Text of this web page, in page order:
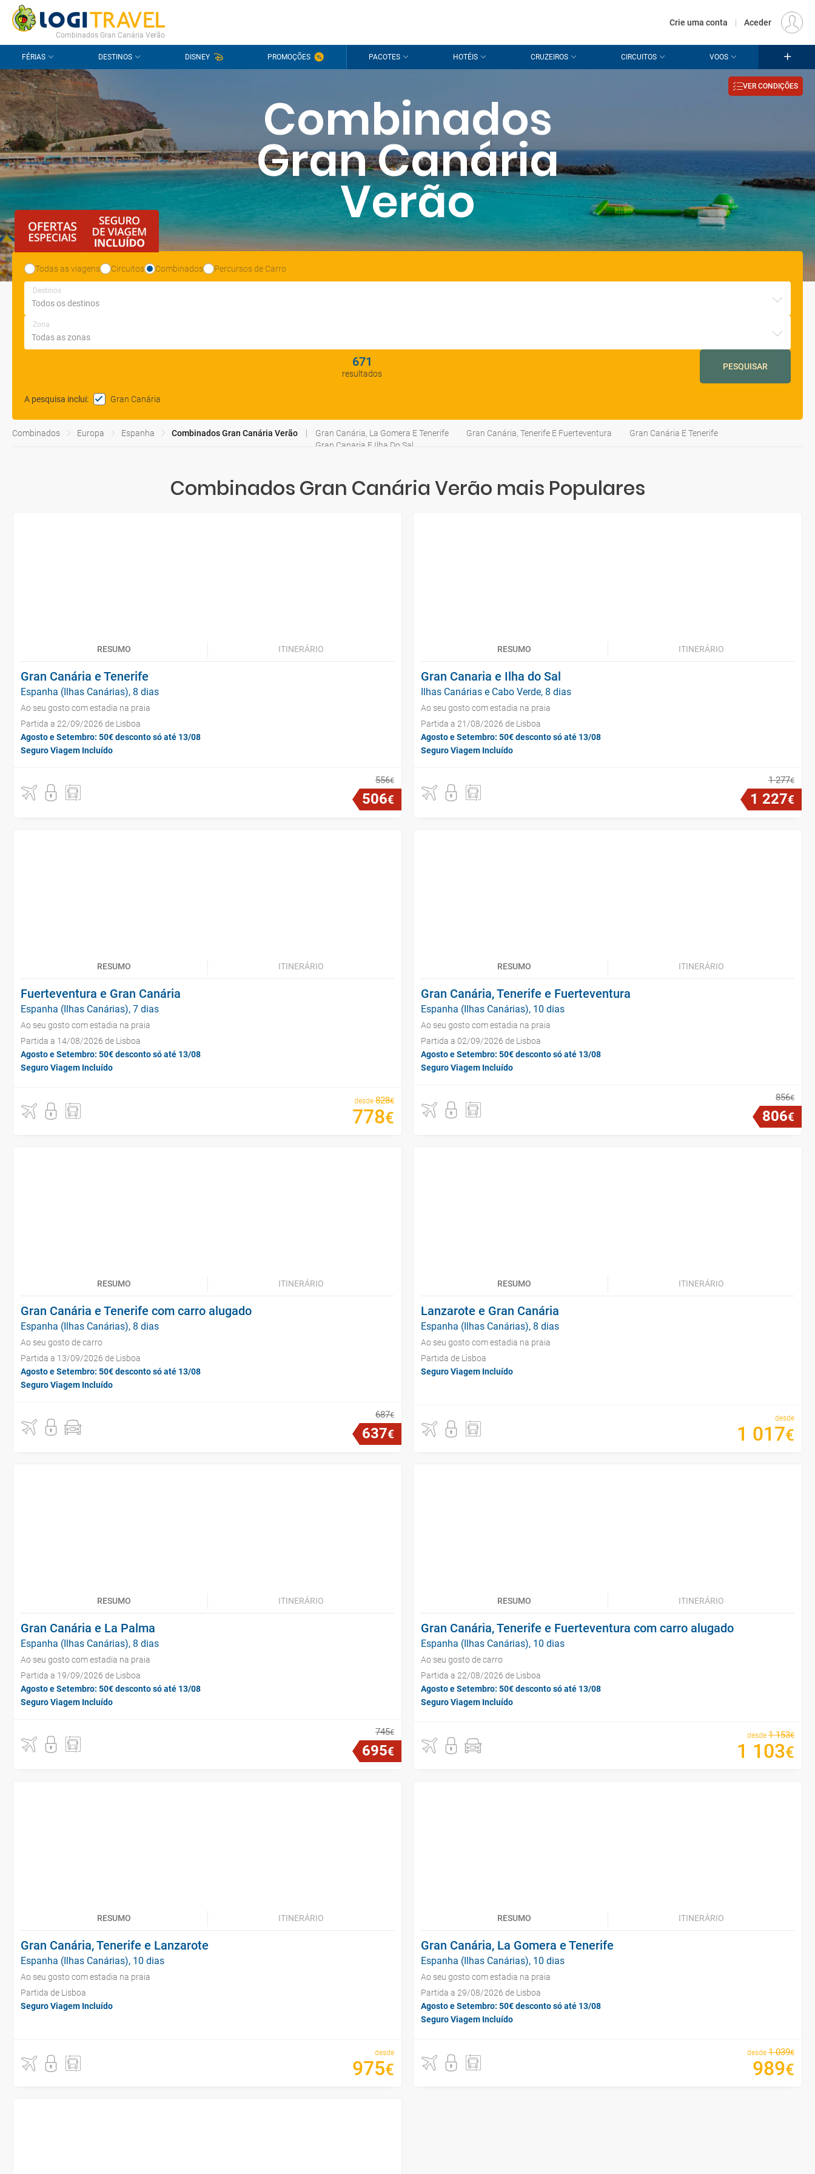
CONTACTO PERGUNTAS FREQUENTES EUR
Combinados Gran Canária Verão
Crie uma conta | Aceder
FÉRIAS DESTINOS DISNEY PROMOÇÕES PACOTES HOTÉIS CRUZEIROS CIRCUITOS VOOS
Combinados
Gran Canária
Verão
VER CONDIÇÕES
Todas as viagens Circuitos Combinados Percursos de Carro
Destinos
Zona
671
resultados
PESQUISAR
A pesquisa inclui: Gran Canária
Combinados Europa Espanha Combinados Gran Canária Verão Gran Canária, La Gomera E Tenerife Gran Canária, Tenerife E Fuerteventura
Gran Canária E Tenerife
Gran Canaria E Ilha Do Sal
Combinados Gran Canária Verão mais Populares
RESUMO ITINERÁRIO
Gran Canária e Tenerife
Espanha (Ilhas Canárias), 8 dias
Ao seu gosto com estadia na praia
Partida a 22/09/2026 de Lisboa
Agosto e Setembro: 50€ desconto só até 13/08
Seguro Viagem Incluído
556€
506€
RESUMO ITINERÁRIO
Gran Canaria e Ilha do Sal
Ilhas Canárias e Cabo Verde, 8 dias
Ao seu gosto com estadia na praia
Partida a 21/08/2026 de Lisboa
Agosto e Setembro: 50€ desconto só até 13/08
Seguro Viagem Incluído
1 277€
1 227€
RESUMO ITINERÁRIO
Fuerteventura e Gran Canária
Espanha (Ilhas Canárias), 7 dias
Ao seu gosto com estadia na praia
Partida a 14/08/2026 de Lisboa
Agosto e Setembro: 50€ desconto só até 13/08
Seguro Viagem Incluído
desde 828€
778€
RESUMO ITINERÁRIO
Gran Canária, Tenerife e Fuerteventura
Espanha (Ilhas Canárias), 10 dias
Ao seu gosto com estadia na praia
Partida a 02/09/2026 de Lisboa
Agosto e Setembro: 50€ desconto só até 13/08
Seguro Viagem Incluído
856€
806€
RESUMO ITINERÁRIO
Gran Canária e Tenerife com carro alugado
Espanha (Ilhas Canárias), 8 dias
Ao seu gosto de carro
Partida a 13/09/2026 de Lisboa
Agosto e Setembro: 50€ desconto só até 13/08
Seguro Viagem Incluído
687€
637€
RESUMO ITINERÁRIO
Lanzarote e Gran Canária
Espanha (Ilhas Canárias), 8 dias
Ao seu gosto com estadia na praia
Partida de Lisboa
Seguro Viagem Incluído
desde
1 017€
RESUMO ITINERÁRIO
Gran Canária e La Palma
Espanha (Ilhas Canárias), 8 dias
Ao seu gosto com estadia na praia
Partida a 19/09/2026 de Lisboa
Agosto e Setembro: 50€ desconto só até 13/08
Seguro Viagem Incluído
745€
695€
RESUMO ITINERÁRIO
Gran Canária, Tenerife e Fuerteventura com carro alugado
Espanha (Ilhas Canárias), 10 dias
Ao seu gosto de carro
Partida a 22/08/2026 de Lisboa
Agosto e Setembro: 50€ desconto só até 13/08
Seguro Viagem Incluído
desde 1 153€
1 103€
RESUMO ITINERÁRIO
Gran Canária, Tenerife e Lanzarote
Espanha (Ilhas Canárias), 10 dias
Ao seu gosto com estadia na praia
Partida de Lisboa
Seguro Viagem Incluído
desde
975€
RESUMO ITINERÁRIO
Gran Canária, La Gomera e Tenerife
Espanha (Ilhas Canárias), 10 dias
Ao seu gosto com estadia na praia
Partida a 29/08/2026 de Lisboa
Agosto e Setembro: 50€ desconto só até 13/08
Seguro Viagem Incluído
desde 1 039€
989€